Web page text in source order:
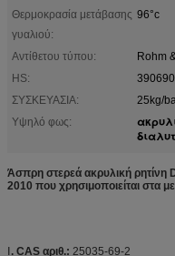
Θερμοκρασία μετάβασης
γυαλιού:
96°c
Αντίθετου τύπου:
Rohm
HS:
ΣΥΣΚΕΥΑΣΙΑ:
25kg/
Υψηλό φως:
Άσπρη στερεά ακρυλική
2010 που χρησιμοποιείται στα
Ⅰ. CAS αριθ.: 25035-69-2